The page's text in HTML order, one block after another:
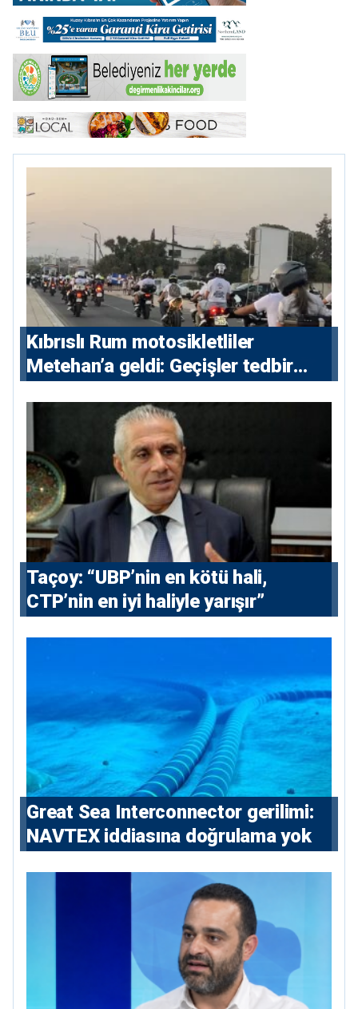
Kıbrıslı Rum motosikletliler
Metehan’a geldi: Geçişler tedbir
Taçoy: “UBP’nin en kötü hali,
CTP’nin en iyi haliyle yarışır”
Great Sea Interconnector gerilimi:
NAVTEX iddiasına doğrulama yok